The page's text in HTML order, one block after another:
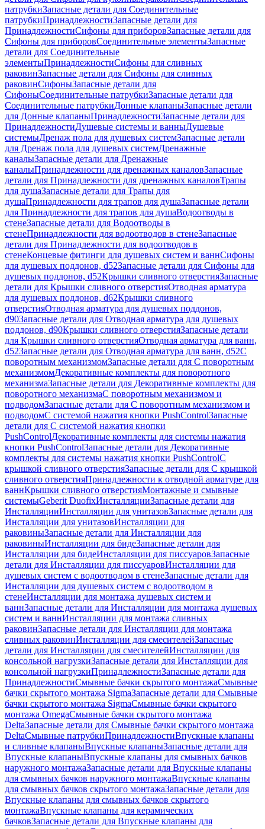
патрубкиЗапасные детали для Соединительные
патрубкиПринадлежностиЗапасные детали для
ПринадлежностиСифоны для приборовЗапасные детали для
Сифоны для приборовСоединительные элементыЗапасные
детали для Соединительные
элементыПринадлежностиСифоны для сливных
раковинЗапасные детали для Сифоны для сливных
раковинСифоныЗапасные детали для
СифоныСоединительные патрубкиЗапасные детали для
Соединительные патрубкиДонные клапаныЗапасные детали
для Донные клапаныПринадлежностиЗапасные детали для
ПринадлежностиДушевые системы и ванныДушевые
системыДренаж пола для душевых системЗапасные детали
для Дренаж пола для душевых системДренажные
каналыЗапасные детали для Дренажные
каналыПринадлежности для дренажных каналовЗапасные
детали для Принадлежности для дренажных каналовТрапы
для душаЗапасные детали для Трапы для
душаПринадлежности для трапов для душаЗапасные детали
для Принадлежности для трапов для душаВодоотводы в
стенеЗапасные детали для Водоотводы в
стенеПринадлежности для водоотводов в стенеЗапасные
детали для Принадлежности для водоотводов в
стенеКонцевые фитинги для душевых систем и ваннСифоны
для душевых поддонов, d52Запасные детали для Сифоны для
душевых поддонов, d52Крышки сливного отверстияЗапасные
детали для Крышки сливного отверстияОтводная арматура
для душевых поддонов, d62Крышки сливного
отверстияОтводная арматура для душевых поддонов,
d90Запасные детали для Отводная арматура для душевых
поддонов, d90Крышки сливного отверстияЗапасные детали
для Крышки сливного отверстияОтводная арматура для ванн,
d52Запасные детали для Отводная арматура для ванн, d52С
поворотным механизмомЗапасные детали для С поворотным
механизмомДекоративные комплекты для поворотного
механизмаЗапасные детали для Декоративные комплекты для
поворотного механизмаС поворотным механизмом и
подводомЗапасные детали для С поворотным механизмом и
подводомС системой нажатия кнопки PushControlЗапасные
детали для С системой нажатия кнопки
PushControlДекоративные комплекты для системы нажатия
кнопки PushControlЗапасные детали для Декоративные
комплекты для системы нажатия кнопки PushControlС
крышкой сливного отверстияЗапасные детали для С крышкой
сливного отверстияПринадлежности к отводной арматуре для
ваннКрышки сливного отверстияМонтажные и смывные
системыGeberit DuofixИнсталляцииЗапасные детали для
ИнсталляцииИнсталляции для унитазовЗапасные детали для
Инсталляции для унитазовИнсталляции для
раковиныЗапасные детали для Инсталляции для
раковиныИнсталляции для бидеЗапасные детали для
Инсталляции для бидеИнсталляции для писсуаровЗапасные
детали для Инсталляции для писсуаровИнсталляции для
душевых систем с водоотводом в стенеЗапасные детали для
Инсталляции для душевых систем с водоотводом в
стенеИнсталляции для монтажа душевых систем и
ваннЗапасные детали для Инсталляции для монтажа душевых
систем и ваннИнсталляции для монтажа сливных
раковинЗапасные детали для Инсталляции для монтажа
сливных раковинИнсталляции для смесителейЗапасные
детали для Инсталляции для смесителейИнсталляции для
консольной нагрузкиЗапасные детали для Инсталляции для
консольной нагрузкиПринадлежностиЗапасные детали для
ПринадлежностиСмывные бачки скрытого монтажаСмывные
бачки скрытого монтажа SigmaЗапасные детали для Смывные
бачки скрытого монтажа SigmaСмывные бачки скрытого
монтажа OmegaСмывные бачки скрытого монтажа
DeltaЗапасные детали для Смывные бачки скрытого монтажа
DeltaСмывные патрубкиПринадлежностиВпускные клапаны
и сливные клапаныВпускные клапаныЗапасные детали для
Впускные клапаныВпускные клапаны для смывных бачков
наружного монтажаЗапасные детали для Впускные клапаны
для смывных бачков наружного монтажаВпускные клапаны
для смывных бачков скрытого монтажаЗапасные детали для
Впускные клапаны для смывных бачков скрытого
монтажаВпускные клапаны для керамических
бачковЗапасные детали для Впускные клапаны для